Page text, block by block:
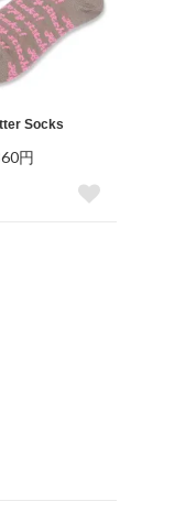
Socks
円